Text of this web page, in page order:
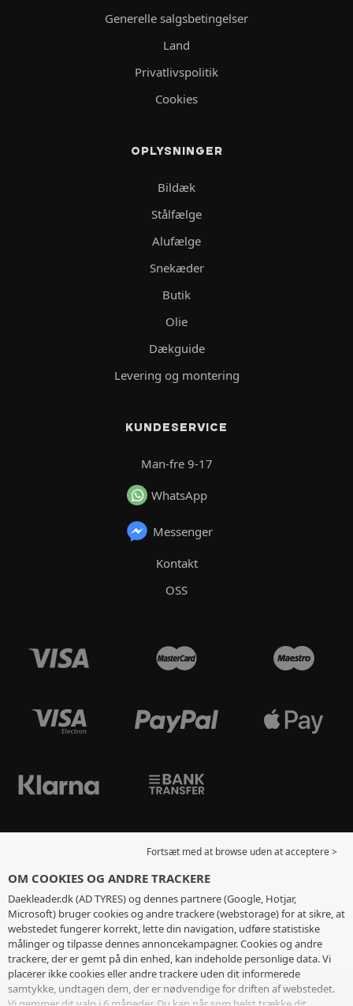
Generelle salgsbetingelser
Land
Privatlivspolitik
Cookies
OPLYSNINGER
Bildæk
Stålfælge
Alufælge
Snekæder
Butik
Olie
Dækguide
Levering og montering
KUNDESERVICE
Man-fre 9-17
WhatsApp
Messenger
Kontakt
OSS
Fortsæt med at browse uden at acceptere >
OM COOKIES OG ANDRE TRACKERE
Daekleader.dk (AD TYRES) og dennes partnere (Google, Hotjar,
Microsoft) bruger cookies og andre trackere (webstorage) for at sikre, at
webstedet fungerer korrekt, lette din navigation, udføre statistiske
målinger og tilpasse dennes annoncekampagner. Cookies og andre
trackere, der er gemt på din enhed, kan indeholde personlige data. Vi
placerer ikke cookies eller andre trackere uden dit informerede
samtykke, undtagen dem, der er nødvendige for driften af ​​webstedet.